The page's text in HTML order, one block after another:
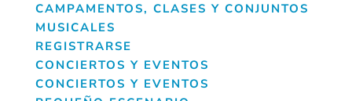
CAMPAMENTOS, CLASES Y CONJUNTOS
MUSICALES
REGISTRARSE
CONCIERTOS Y EVENTOS
CONCIERTOS Y EVENTOS